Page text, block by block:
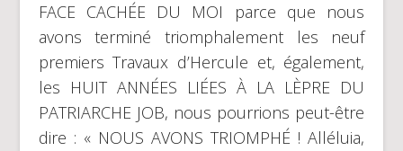
FACE CACHÉE DU MOI parce que nous
avons terminé triomphalement les neuf
premiers Travaux d’Hercule et, également,
les HUIT ANNÉES LIÉES À LA LÈPRE DU
PATRIARCHE JOB, nous pourrions peut-être
dire : « NOUS AVONS TRIOMPHÉ ! Alléluia,